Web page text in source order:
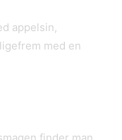
appelsin,
med en